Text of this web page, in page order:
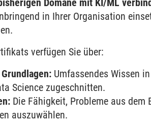
in Ihrer Organisation
verfügen Sie über:
Umfassendes Wissen
Science zugeschnitten.
Die Fähigkeit, Probleme aus dem
auszuwählen.